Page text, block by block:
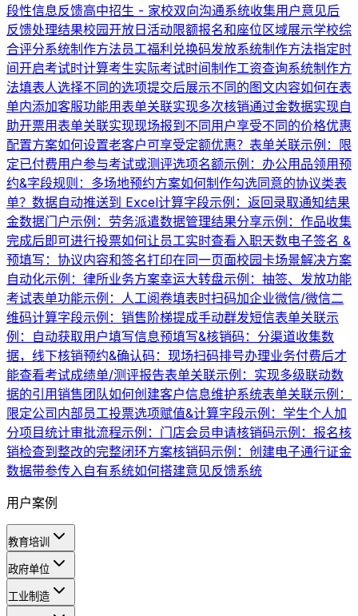
段性信息反馈高中招生 - 家校双向沟通系统收集用户意见后
反馈处理结果校园开放日活动限额报名和座位区域展示学校综
合评分系统制作方法员工福利兑换码发放系统制作方法指定时
间开启考试时计算考生实际考试时间制作工资查询系统制作方
法填表人选择不同的选项提交后展示不同的图文内容如何在表
单内添加客服功能用表单关联实现多次核销通过金数据实现自
助开票用表单关联实现现场报到不同用户享受不同的价格优惠
配置方案如何设置老客户可享受定额优惠？ 表单关联示例：限
定已付费用户参与考试或测评选项名额示例：办公用品领用预
约&字段规则：多场地预约方案如何制作勾选同意的协议类表
单？ 数据自动推送到 Excel计算字段示例：返回录取通知结果
金数据门户示例：劳务派遣数据管理结果分享示例：作品收集
完成后即可进行投票如何让员工实时查看入职天数电子签名 &
预填写：协议内容和签名打印在同一页面校园卡场景解决方案
自动化示例：律所业务方案幸运大转盘示例：抽签、发放功能
考试表单功能示例：人工阅卷填表时扫码加企业微信/微信二
维码计算字段示例：销售阶梯提成手动群发短信表单关联示
例：自动获取用户填写信息预填写&核销码：分渠道收集数
据，线下核销预约&确认码：现场扫码排号办理业务付费后才
能查看考试成绩单/测评报告表单关联示例：实现多级联动数
据的引用销售团队如何创建客户信息维护系统表单关联示例：
限定公司内部员工投票选项赋值&计算字段示例：学生个人加
分项目统计审批流程示例：门店会员申请核销码示例：报名核
销检查到整改的完整闭环方案核销码示例：创建电子通行证金
数据带参传入自有系统如何搭建意见反馈系统
用户案例
教育培训
政府单位
工业制造